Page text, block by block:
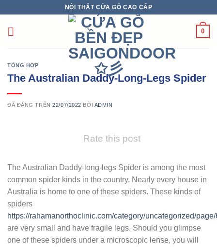
nội
NỘI THẤT CỬA GỖ CAO CẤP
0
TỔNG HỢP
The Australian Daddy-Long-Legs Spider
ĐÃ ĐĂNG TRÊN22/07/2022 BỞI ADMIN
Rate this post
The Australian Daddy-long-legs Spider is among the most
common spider kinds in the country. Nearly every house in
Australia is home to one of these spiders. These kinds of
spiders
https://rahamanorthoclinic.com/category/uncategorized/page/
are very small and have fragile legs. Should you glimpse
one of these spiders under a microscopic lense, you will